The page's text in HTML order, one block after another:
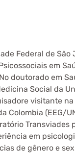
Federal de São
em
doutorado em
Social da
visitante
Colombia (EEG/
Transviades
em
de gênero e